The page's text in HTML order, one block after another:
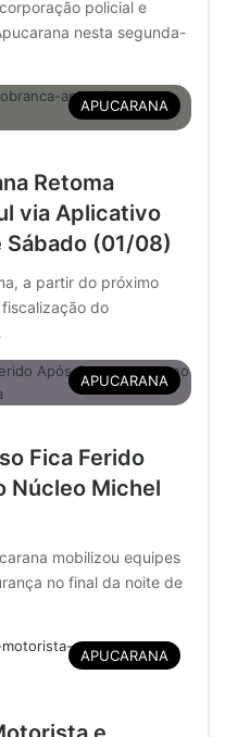
policial e
nesta segunda-
APUCARANA
Retoma
via Aplicativo
Sábado (01/08)
a partir do próximo
do
APUCARANA
Fica Ferido
Núcleo Michel
mobilizou equipes
no final da noite de
APUCARANA